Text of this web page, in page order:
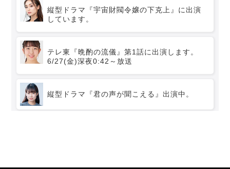
縦型ドラマ『宇宙財閥令嬢の下克上』に出演
しています。
テレ東『晩酌の流儀』第1話に出演します。
6/27(金)深夜0:42～放送
縦型ドラマ『君の声が聞こえる』出演中。